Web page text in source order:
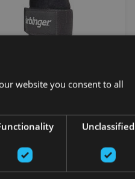
website you consent to all
Unclassified